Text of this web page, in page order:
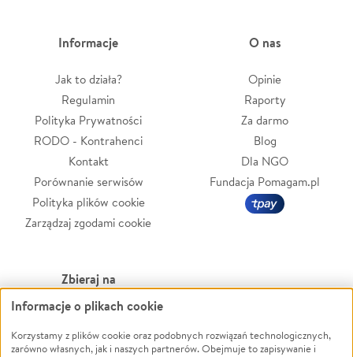
Informacje
Jak to działa?
Regulamin
Polityka Prywatności
RODO - Kontrahenci
Kontakt
Porównanie serwisów
Polityka plików cookie
Zarządzaj zgodami cookie
O nas
Opinie
Raporty
Za darmo
Blog
Dla NGO
Fundacja Pomagam.pl
Zbieraj na
Leczenie
Zwierzęta
Powódź
Informacje o plikach cookie
Korzystamy z plików cookie oraz podobnych rozwiązań technologicznych,
zarówno własnych, jak i naszych partnerów. Obejmuje to zapisywanie i